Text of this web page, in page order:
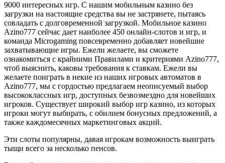
9000 интересных игр. С нашим мобильным казино без
загрузки на настоящие средства вы не застрянете, пытаясь
совладать с долговременной загрузкой. Мобильное казино
Azino777 сейчас дает наиболее 450 онлайн-слотов и игр, и
команда Microgaming повсевременно добавляет новейшие
захватывающие игры. Ежели желаете, вы сможете
ознакомиться с крайними Правилами и критериями Azino777,
чтоб выяснить, каковы требования к ставкам. Ежели вы
желаете поиграть в некие из наших игровых автоматов в
Azino777, мы с гордостью предлагаем неописуемый выбор
высококлассных игр, доступных безвозмездно для новейших
игроков. Существует широкий выбор игр казино, из которых
игроки могут выбирать, с обилием бонусных предложений, а
также каждомесячных маркетинговых акций.
Эти слоты популярны, давая игрокам возможность выиграть
тыщи всего за несколько пенсов.